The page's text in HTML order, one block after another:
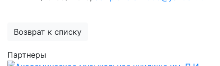
Возврат к списку
Партнеры